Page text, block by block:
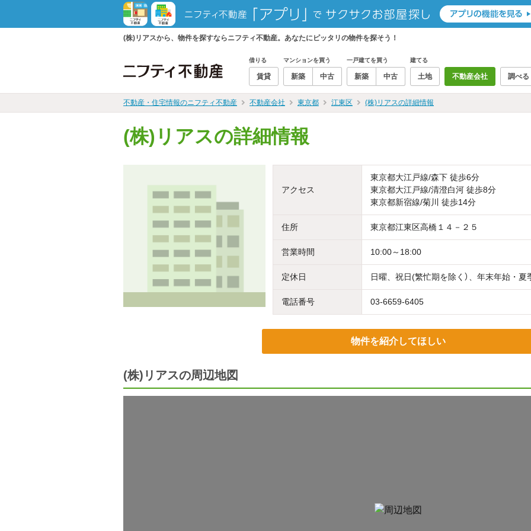
(株)リアスから、物件を探すならニフティ不動産。あなたにピッタリの物件を探そう！
借りる
賃貸
マンションを買う
新築 中古
一戸建てを買う
新築 中古
建てる
土地 不動産会社 調べる
不動産・住宅情報のニフティ不動産 不動産会社 東京都 江東区 (株)リアスの詳細情報
(株)リアスの詳細情報
アクセス
東京都大江戸線/森下 徒歩6分
東京都大江戸線/清澄白河 徒歩8分
東京都新宿線/菊川 徒歩14分
住所 東京都江東区高橋１４－２５
営業時間 10:00～18:00
定休日 日曜、祝日(繁忙期を除く）、年末年始・夏
電話番号 03-6659-6405
物件を紹介してほしい
(株)リアスの周辺地図